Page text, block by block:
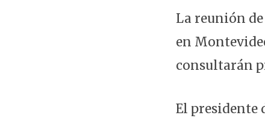
La reunión
en
consultarán
El presidente